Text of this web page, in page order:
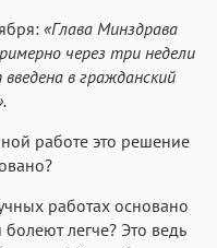
«Глава Минздрава
через три недели
в гражданский
работе это решение
работах основано
легче? Это ведь